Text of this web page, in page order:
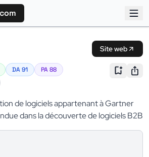
Site web
DA 91
PA 88
de logiciels appartenant à Gartner
dans la découverte de logiciels B2B